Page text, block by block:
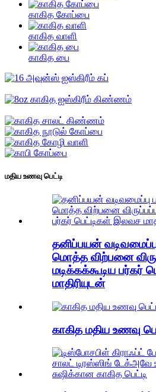
காகித கோப்பை
காகித வாளி
காகித பை
மதிய உணவு பெட்டி
தனிப்பயன்
மொத்த விற்பனை
மடிக்கக்கூடிய பர்கர்
மாதிரியுடன்
காகித மதிய உணவு